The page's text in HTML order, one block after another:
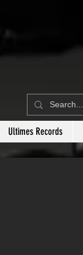
Ultimes Records